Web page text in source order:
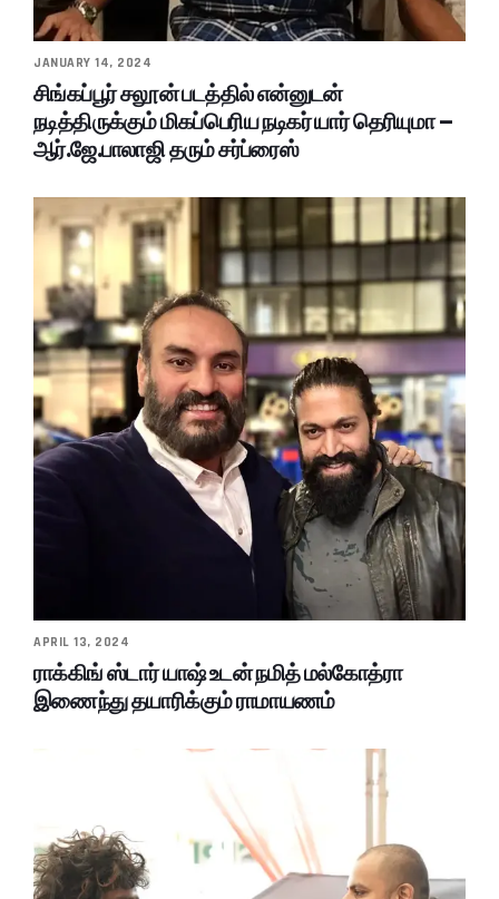
JANUARY 14, 2024
சிங்கப்பூர் சலூன் படத்தில் என்னுடன்
நடித்திருக்கும் மிகப்பெரிய நடிகர் யார் தெரியுமா –
ஆர்.ஜே.பாலாஜி தரும் சர்ப்ரைஸ்
APRIL 13, 2024
ராக்கிங் ஸ்டார் யாஷ் உடன் நமித் மல்கோத்ரா
இணைந்து தயாரிக்கும் ராமாயணம்